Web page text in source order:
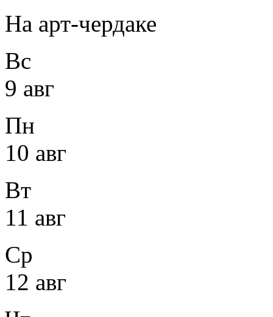
На арт-чердаке
Вс
9 авг
Пн
10 авг
Вт
11 авг
Ср
12 авг